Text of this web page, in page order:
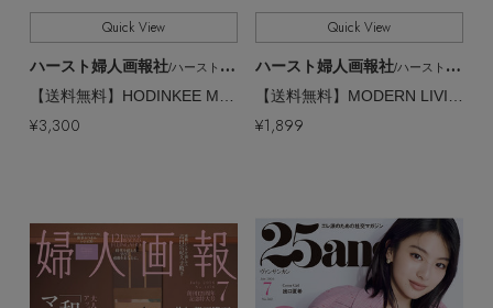
Quick View
ハースト婦人画報社/ハーストフジンガホウシャ
【送料無料】HODINKEE Magazine Japan Edition Vol.12 増刊 アストンマーティン特別版（2026/6/15発売）
¥3,300
Quick View
ハースト婦人画報社/ハーストフジンガホウシャ
【送料無料】MODERN LIVING No.287（2026/6/12発売）
¥1,899